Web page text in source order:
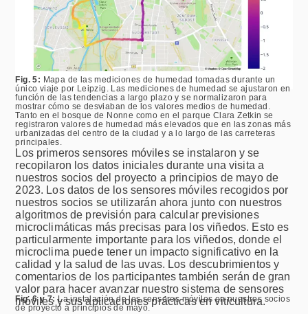
Fig. 5: Mapa de las mediciones de humedad tomadas durante un
único viaje por Leipzig. Las mediciones de humedad se ajustaron en
función de las tendencias a largo plazo y se normalizaron para
mostrar cómo se desviaban de los valores medios de humedad.
Tanto en el bosque de Nonne como en el parque Clara Zetkin se
registraron valores de humedad más elevados que en las zonas más
urbanizadas del centro de la ciudad y a lo largo de las carreteras
principales.
Los primeros sensores móviles se instalaron y se
recopilaron los datos iniciales durante una visita a
nuestros socios del proyecto a principios de mayo de
2023. Los datos de los sensores móviles recogidos por
nuestros socios se utilizarán ahora junto con nuestros
algoritmos de previsión para calcular previsiones
microclimáticas más precisas para los viñedos. Esto es
particularmente importante para los viñedos, donde el
microclima puede tener un impacto significativo en la
calidad y la salud de las uvas. Los descubrimientos y
comentarios de los participantes también serán de gran
valor para hacer avanzar nuestro sistema de sensores
móviles y sus aplicaciones prácticas en viticultura.
Fig. 6 y 7:La instalación de los sensores móviles en nuestros socios
de proyecto a principios de mayo.